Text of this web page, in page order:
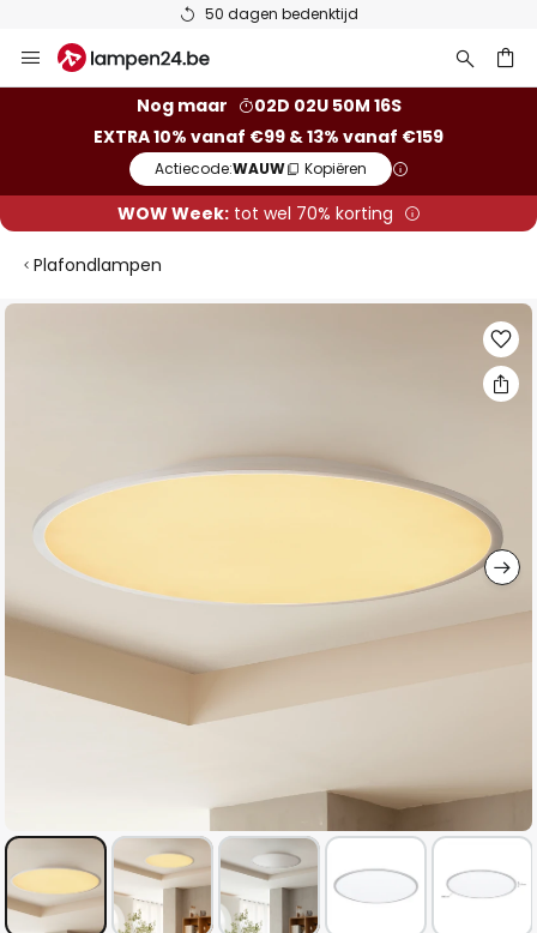
50 dagen bedenktijd
naar
Nog maar
02D 02U 50M 16S
EXTRA 10% vanaf €99 & 13% vanaf €159
Actiecode:WAUW Kopiëren
WOW Week:tot wel 70% korting
Plafondlampen
Ga
afbeeldingen-
gallerij